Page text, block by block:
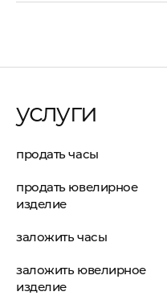
услуги
продать часы
продать ювелирное
изделие
заложить часы
заложить ювелирное
изделие